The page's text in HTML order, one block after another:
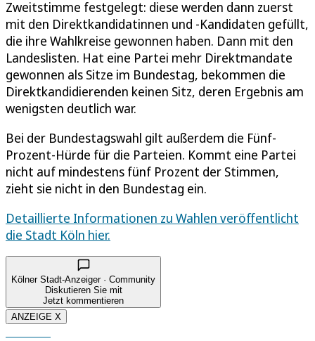
Zweitstimme festgelegt: diese werden dann zuerst
mit den Direktkandidatinnen und -Kandidaten gefüllt,
die ihre Wahlkreise gewonnen haben. Dann mit den
Landeslisten. Hat eine Partei mehr Direktmandate
gewonnen als Sitze im Bundestag, bekommen die
Direktkandidierenden keinen Sitz, deren Ergebnis am
wenigsten deutlich war.
Bei der Bundestagswahl gilt außerdem die Fünf-
Prozent-Hürde für die Parteien. Kommt eine Partei
nicht auf mindestens fünf Prozent der Stimmen,
zieht sie nicht in den Bundestag ein.
Detaillierte Informationen zu Wahlen veröffentlicht
die Stadt Köln hier.
Kölner Stadt-Anzeiger · Community
Diskutieren Sie mit
Jetzt kommentieren
ANZEIGE X